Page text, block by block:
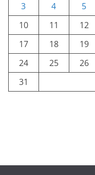
3
4 5
10
11 12
17
18 19
24
25 26
31